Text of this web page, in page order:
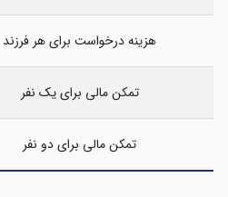
هزینه درخواست برای هر فرزند
تمکن مالی برای یک نفر
تمکن مالی برای دو نفر